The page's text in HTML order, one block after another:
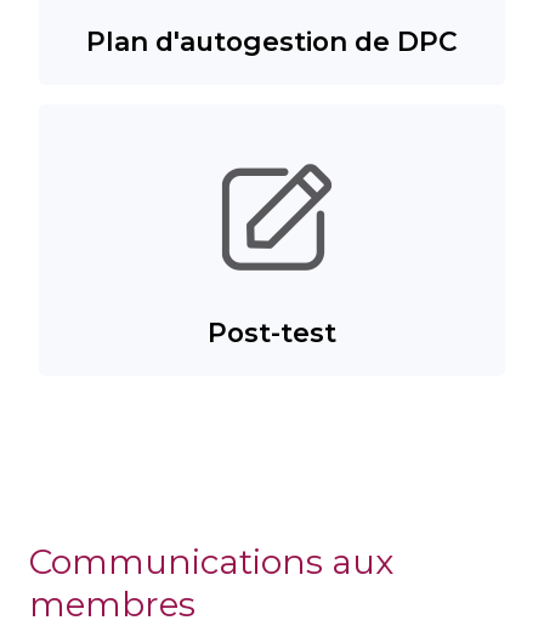
Plan d'autogestion de DPC
Post-test
Communications aux
membres